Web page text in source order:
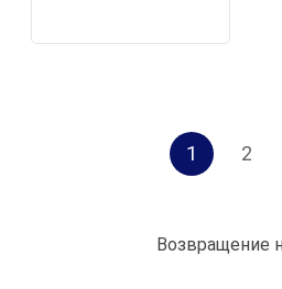
1 2
Возвращение